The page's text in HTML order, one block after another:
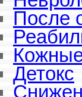
После
Детокс